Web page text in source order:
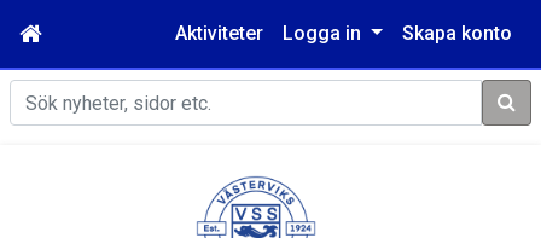
Aktiviteter Logga in Skapa konto
Sök